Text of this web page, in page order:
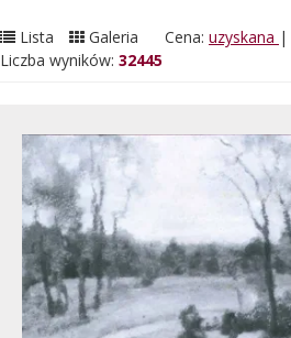
Lista Galeria Cena: uzyskana |
Liczba wyników: 32445